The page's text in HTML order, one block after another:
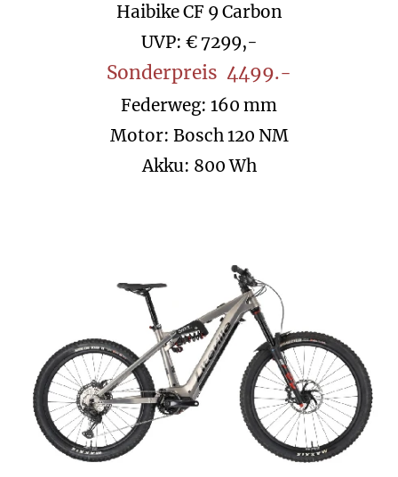
Haibike CF 9 Carbon
UVP: € 7299,-
Sonderpreis 4499.-
Federweg: 160 mm
Motor: Bosch 120 NM
Akku: 800 Wh